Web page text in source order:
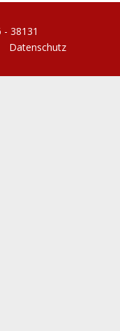
38131
Datenschutz